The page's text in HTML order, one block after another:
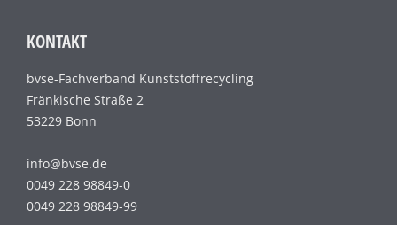
KONTAKT
bvse-Fachverband Kunststoffrecycling
Fränkische Straße 2
53229 Bonn
info@bvse.de
0049 228 98849-0
0049 228 98849-99